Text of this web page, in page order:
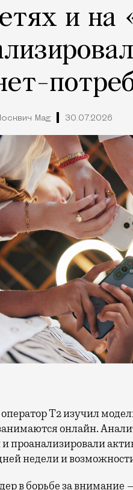
и на
Mag 30.07.2026
онлайн.
проанализировали
недели и
в борьбе за внимание